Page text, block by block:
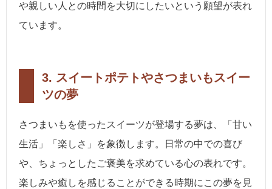
や親しい人との時間を大切にしたいという願望が表れ
ています。
3. スイートポテトやさつまいもスイー
ツの夢
さつまいもを使ったスイーツが登場する夢は、「甘い
生活」「楽しさ」を象徴します。日常の中での喜び
や、ちょっとしたご褒美を求めている心の表れです。
楽しみや癒しを感じることができる時期にこの夢を見